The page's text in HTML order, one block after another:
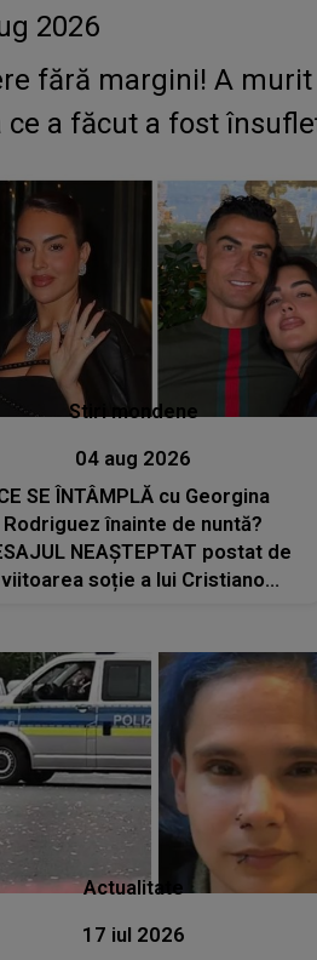
2026
fără margini! A
ce a făcut a fost
Stiri mondene
04 aug 2026
SE ÎNTÂMPLĂ cu Georgina
Rodriguez înainte de nuntă?
NEAȘTEPTAT postat de
viitoarea soție a lui Cristiano
Actualitate
17 iul 2026